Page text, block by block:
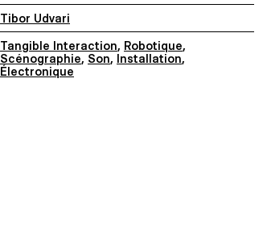
Tibor Udvari
Tangible Interaction, Robotique,
Scénographie, Son, Installation,
Électronique